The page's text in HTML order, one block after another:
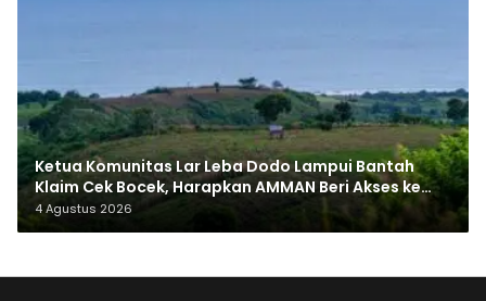
Ketua Komunitas Lar Leba Dodo Lampui Bantah
Klaim Cek Bocek, Harapkan AMMAN Beri Akses ke
Makam Leluhur
4 Agustus 2026